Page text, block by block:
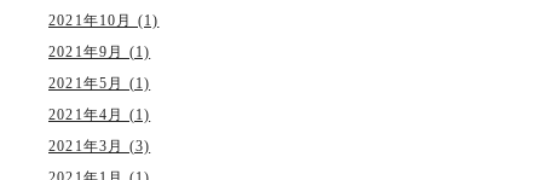
2021年10月 (1)
2021年9月 (1)
2021年5月 (1)
2021年4月 (1)
2021年3月 (3)